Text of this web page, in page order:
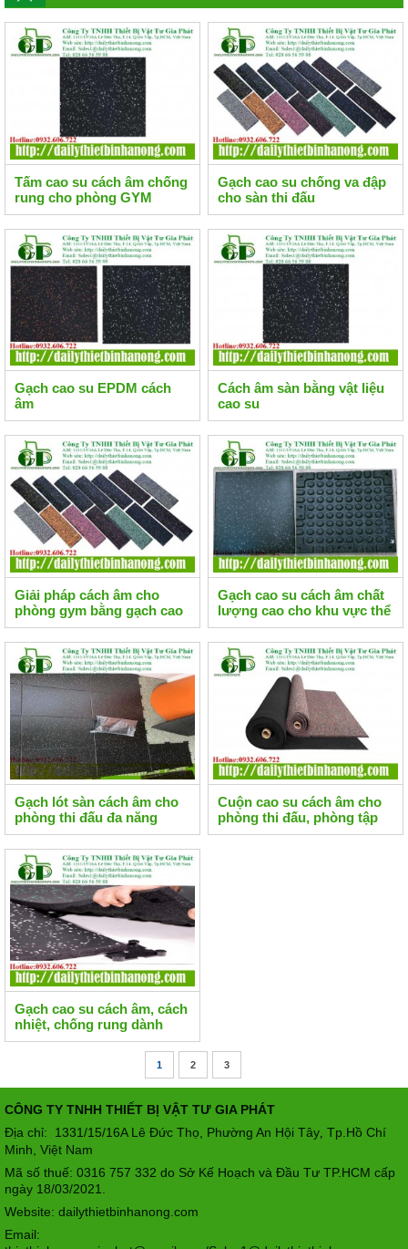
Tấm cao su cách âm chống
rung cho phòng GYM
Gạch cao su chống va đập
cho sàn thi đấu
Gạch cao su EPDM cách
âm
Cách âm sàn bằng vật liệu
cao su
Giải pháp cách âm cho
phòng gym bằng gạch cao
su
Gạch cao su cách âm chất
lượng cao cho khu vực thể
thao
Gạch lót sàn cách âm cho
phòng thi đấu đa năng
Cuộn cao su cách âm cho
phòng thi đấu, phòng tập
chống ồn
Gạch cao su cách âm, cách
nhiệt, chống rung dành
cho phòng gym, phòng thể
1 2 3
CÔNG TY TNHH THIẾT BỊ VẬT TƯ GIA PHÁT
Địa chỉ: 1331/15/16A Lê Đức Thọ, Phường An Hội Tây Tp.Hồ Chí
Minh, Việt Nam
Mã số thuế: 0316 757 332 do Sở Kế Hoạch và Đầu Tư TP.HCM cấp
ngày 18/03/2021.
Website: dailythietbinhanong.com
Email: